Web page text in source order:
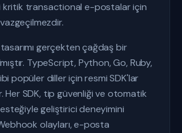
kritik transactional e-postalar için
gerçekten çağdaş bir
TypeScript, Python, Go, Ruby,
popüler diller için resmi SDK'lar
Her SDK, tip güvenliği ve otomatik
geliştirici deneyimini
olayları, e-posta